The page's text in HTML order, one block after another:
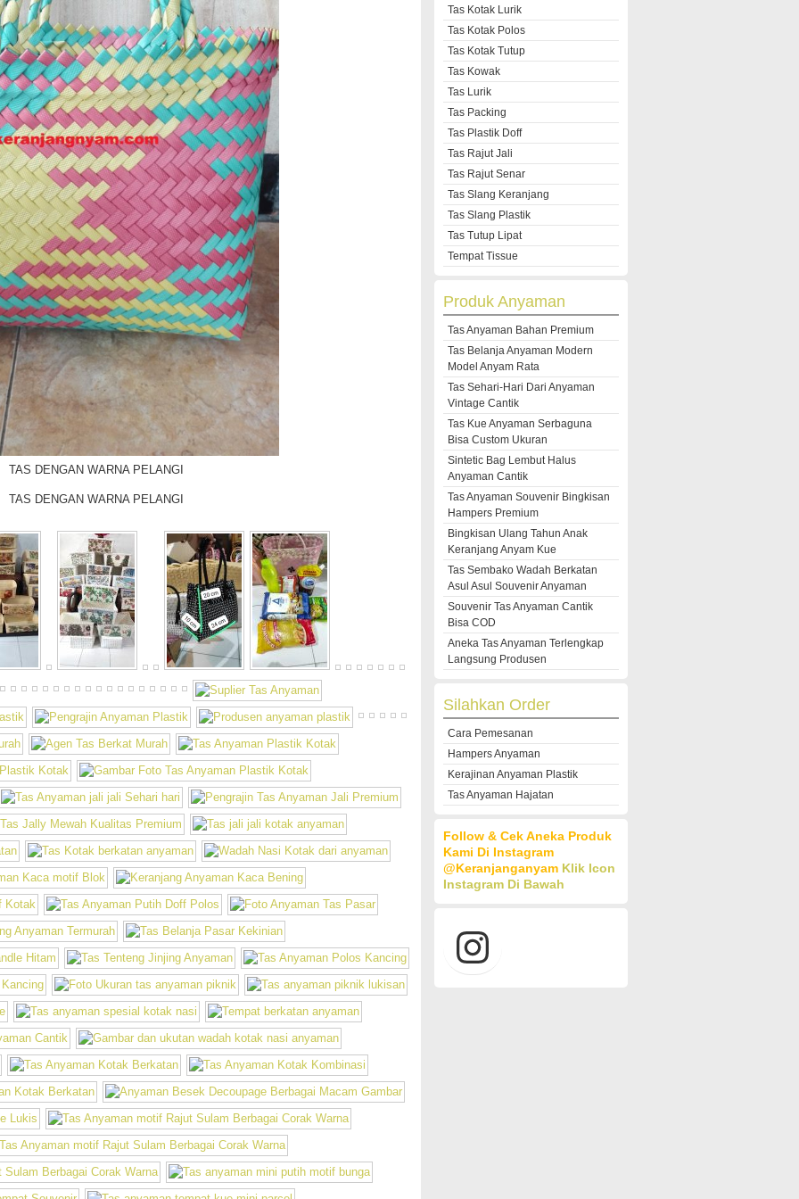
TAS DENGAN WARNA PELANGI
TAS DENGAN WARNA PELANGI
Tas Kotak Lurik
Tas Kotak Polos
Tas Kotak Tutup
Tas Kowak
Tas Lurik
Tas Packing
Tas Plastik Doff
Tas Rajut Jali
Tas Rajut Senar
Tas Slang Keranjang
Tas Slang Plastik
Tas Tutup Lipat
Tempat Tissue
Produk Anyaman
Tas Anyaman Bahan Premium
Tas Belanja Anyaman Modern
Model Anyam Rata
Tas Sehari-Hari Dari Anyaman
Vintage Cantik
Tas Kue Anyaman Serbaguna
Bisa Custom Ukuran
Sintetic Bag Lembut Halus
Anyaman Cantik
Tas Anyaman Souvenir Bingkisan
Hampers Premium
Bingkisan Ulang Tahun Anak
Keranjang Anyam Kue
Tas Sembako Wadah Berkatan
Asul Asul Souvenir Anyaman
Souvenir Tas Anyaman Cantik
Bisa COD
Aneka Tas Anyaman Terlengkap
Langsung Produsen
Silahkan Order
Cara Pemesanan
Hampers Anyaman
Kerajinan Anyaman Plastik
Tas Anyaman Hajatan
Follow & Cek Aneka Produk
Kami Di Instagram
@keranjanganyam Klik Icon
Instagram Di Bawah